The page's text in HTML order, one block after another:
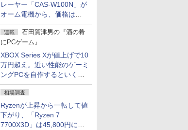
レーヤー「CAS-W100N」が
オーム電機から、価格は
5,940円
連載
石田賀津男の『酒の肴
にPCゲーム』
XBOX Series Xが値上げで10
万円超え。近い性能のゲーミ
ングPCを自作するといくら
になる？
相場調査
Ryzenが上昇から一転して値
下がり、「Ryzen 7
7700X3D」は45,800円に急